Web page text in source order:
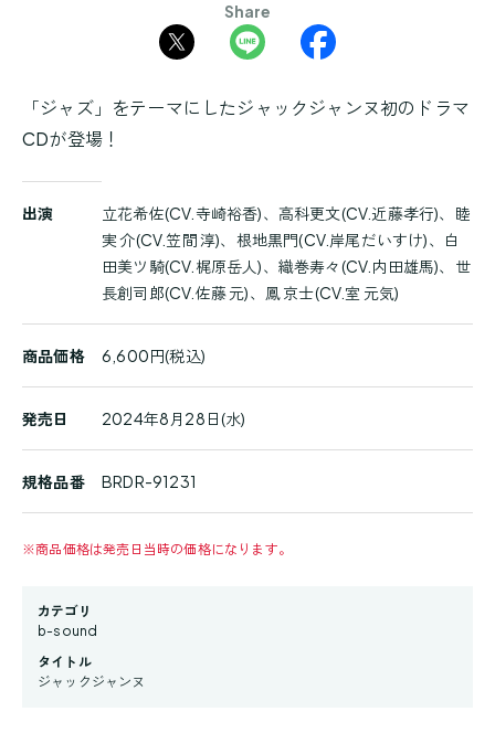
Share
「ジャズ」をテーマにしたジャックジャンヌ初のドラマ
CDが登場！
品
出演
立花希佐(CV.寺崎裕香)、高科更文(CV.近藤孝行)、睦
実 介(CV.笠間 淳)、根地黒門(CV.岸尾だいすけ)、白
田美ツ騎(CV.梶原岳人)、織巻寿々(CV.内田雄馬)、世
長創司郎(CV.佐藤 元)、鳳 京士(CV.室 元気)
商品価格 6,600円(税込)
発売日 2024年8月28日(水)
規格品番 BRDR-91231
※商品価格は発売日当時の価格になります。
カテゴリ
b-sound
タイトル
ジャックジャンヌ